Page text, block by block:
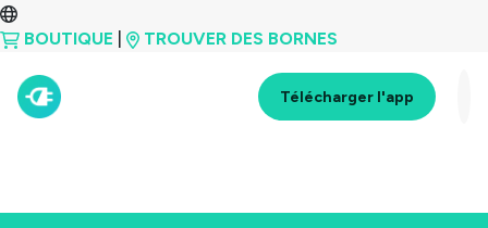
BOUTIQUE TROUVER DES BORNES
Télécharger l'app